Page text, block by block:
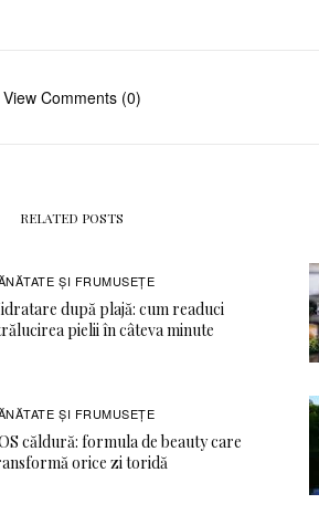
View Comments (0)
RELATED POSTS
ŞI FRUMUSEȚE
după plajă: cum readuci
pielii în câteva minute
ŞI FRUMUSEȚE
căldură: formula de beauty care
orice zi toridă